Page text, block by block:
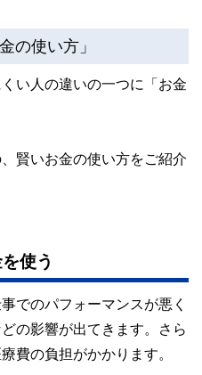
の使い方」
い人の違いの一つに「お金
賢いお金の使い方をご紹介
使う
でのパフォーマンスが悪く
の影響が出てきます。さら
費の負担がかかります。